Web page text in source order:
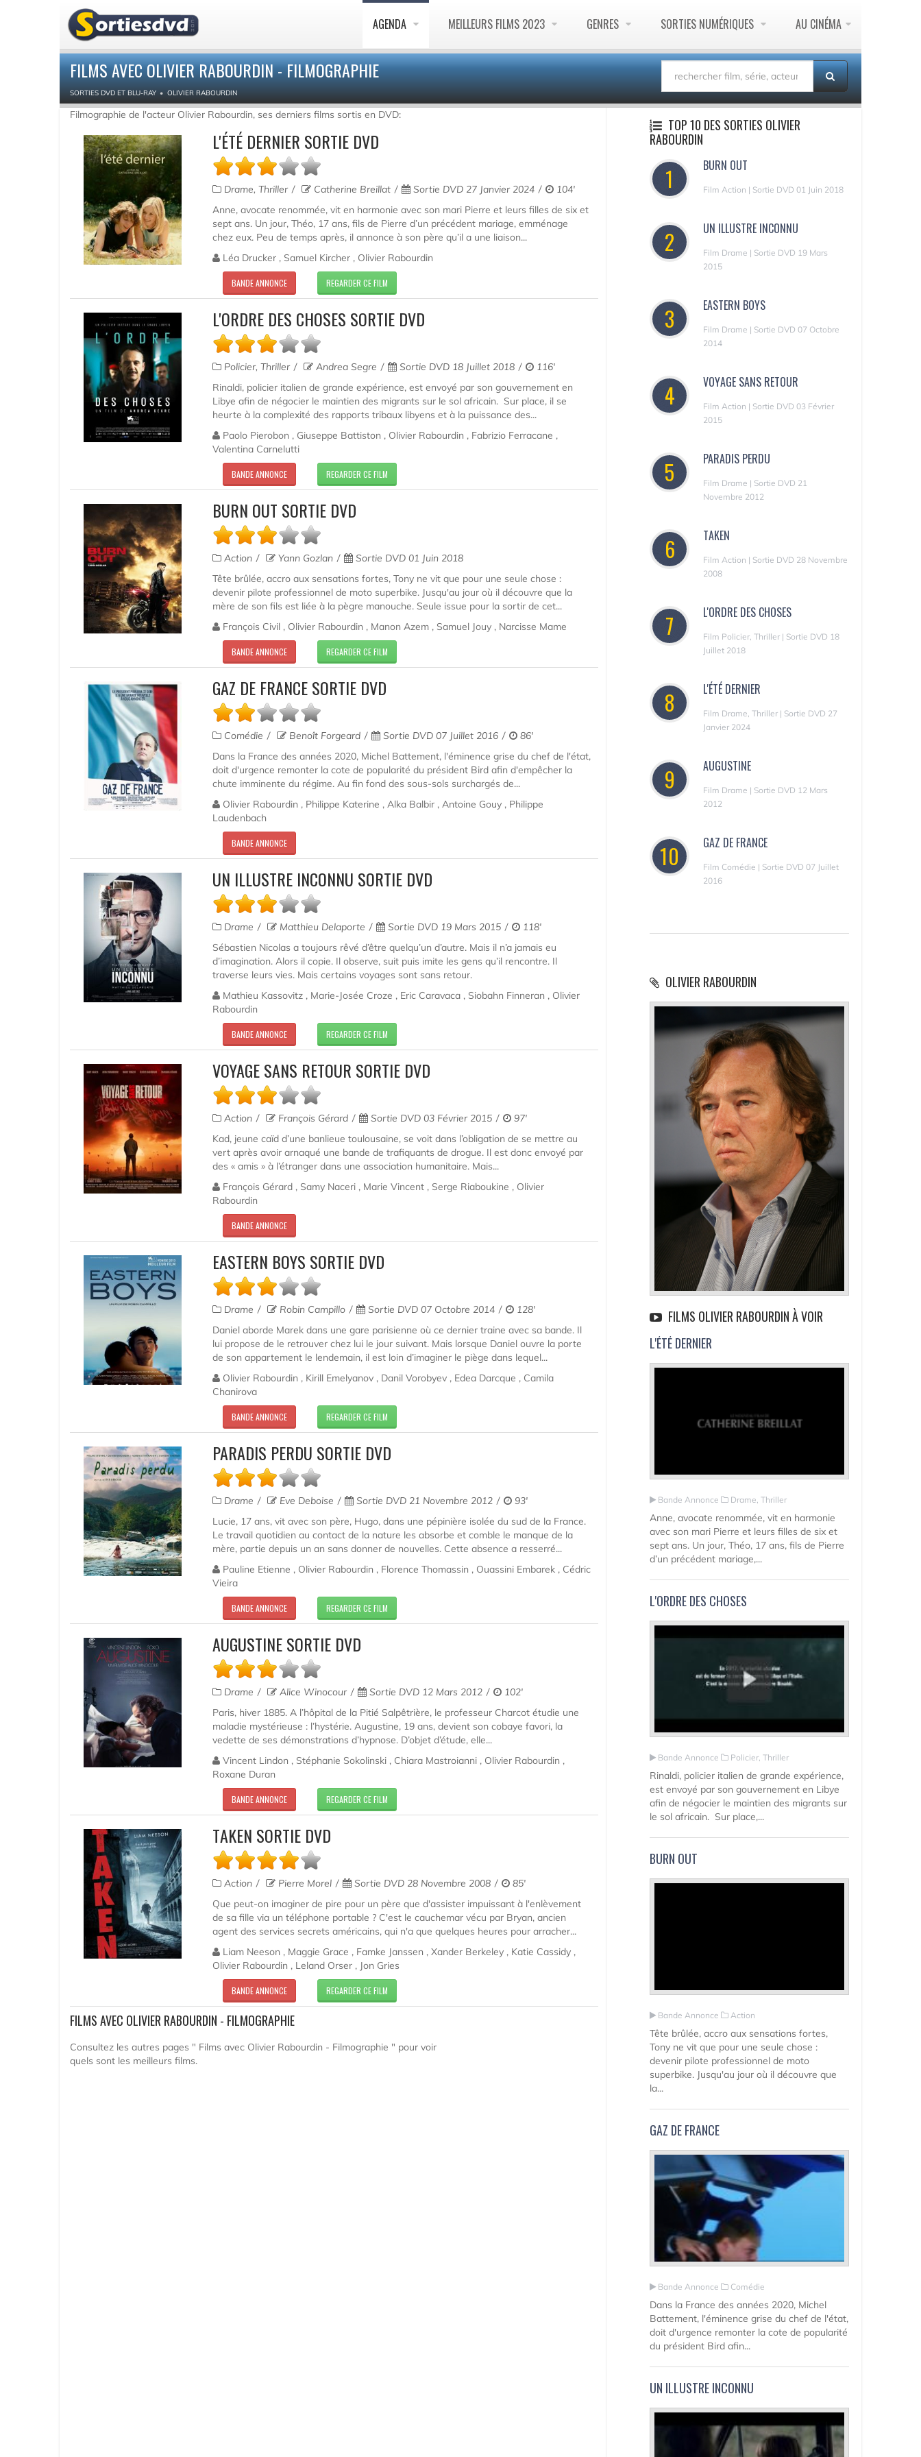
AGENDA MEILLEURS FILMS 2023 GENRES SORTIES NUMÉRIQUES AU CINÉMA
FILMS AVEC OLIVIER RABOURDIN - FILMOGRAPHIE
SORTIES DVD ET BLU-RAY OLIVIER RABOURDIN
Filmographie de l'acteur Olivier Rabourdin, ses derniers films sortis en DVD:
L'ÉTÉ DERNIER SORTIE DVD
Drame, Thriller Catherine Breillat Sortie DVD 27 Janvier 2024
104'
Anne, avocate renommée, vit en harmonie avec son mari Pierre et leurs filles de six et
sept ans. Un jour, Théo, 17 ans, fils de Pierre d’un précédent mariage, emménage
chez eux. Peu de temps après, il annonce à son père qu’il a une liaison...
Léa Drucker , Samuel Kircher , Olivier Rabourdin
BANDE ANNONCE REGARDER CE FILM
L'ORDRE DES CHOSES SORTIE DVD
Policier, Thriller Andrea Segre Sortie DVD 18 Juillet 2018
116'
Rinaldi, policier italien de grande expérience, est envoyé par son gouvernement en
Libye afin de négocier le maintien des migrants sur le sol africain. Sur place, il se
heurte à la complexité des rapports tribaux libyens et à la puissance des...
Paolo Pierobon , Giuseppe Battiston , Olivier Rabourdin , Fabrizio Ferracane ,
Valentina Carnelutti
BANDE ANNONCE REGARDER CE FILM
BURN OUT SORTIE DVD
Action Yann Gozlan
Sortie DVD 01 Juin 2018
Tête brûlée, accro aux sensations fortes, Tony ne vit que pour une seule chose :
devenir pilote professionnel de moto superbike. Jusqu'au jour où il découvre que la
mère de son fils est liée à la pègre manouche. Seule issue pour la sortir de cet...
François Civil , Olivier Rabourdin , Manon Azem , Samuel Jouy , Narcisse Mame
BANDE ANNONCE REGARDER CE FILM
GAZ DE FRANCE SORTIE DVD
Comédie Benoît Forgeard Sortie DVD 07 Juillet 2016
86'
Dans la France des années 2020, Michel Battement, l'éminence grise du chef de l'état,
doit d'urgence remonter la cote de popularité du président Bird afin d'empêcher la
chute imminente du régime. Au fin fond des sous-sols surchargés de...
Olivier Rabourdin , Philippe Katerine , Alka Balbir , Antoine Gouy , Philippe
Laudenbach
BANDE ANNONCE
UN ILLUSTRE INCONNU SORTIE DVD
Drame Matthieu Delaporte Sortie DVD 19 Mars 2015
118'
Sébastien Nicolas a toujours rêvé d’être quelqu’un d’autre. Mais il n’a jamais eu
d’imagination. Alors il copie. Il observe, suit puis imite les gens qu’il rencontre. Il
traverse leurs vies. Mais certains voyages sont sans retour.
Mathieu Kassovitz , Marie-Josée Croze , Eric Caravaca , Siobahn Finneran , Olivier
Rabourdin
BANDE ANNONCE REGARDER CE FILM
VOYAGE SANS RETOUR SORTIE DVD
Action François Gérard Sortie DVD 03 Février 2015
97'
Kad, jeune caïd d’une banlieue toulousaine, se voit dans l’obligation de se mettre au
vert après avoir arnaqué une bande de trafiquants de drogue. Il est donc envoyé par
des « amis » à l’étranger dans une association humanitaire. Mais...
François Gérard , Samy Naceri , Marie Vincent , Serge Riaboukine , Olivier
Rabourdin
BANDE ANNONCE
EASTERN BOYS SORTIE DVD
Drame Robin Campillo Sortie DVD 07 Octobre 2014
128'
Daniel aborde Marek dans une gare parisienne où ce dernier traine avec sa bande. Il
lui propose de le retrouver chez lui le jour suivant. Mais lorsque Daniel ouvre la porte
de son appartement le lendemain, il est loin d’imaginer le piège dans lequel...
Olivier Rabourdin , Kirill Emelyanov , Danil Vorobyev , Edea Darcque , Camila
Chanirova
BANDE ANNONCE REGARDER CE FILM
PARADIS PERDU SORTIE DVD
Drame Eve Deboise Sortie DVD 21 Novembre 2012
93'
Lucie, 17 ans, vit avec son père, Hugo, dans une pépinière isolée du sud de la France.
Le travail quotidien au contact de la nature les absorbe et comble le manque de la
mère, partie depuis un an sans donner de nouvelles. Cette absence a resserré...
Pauline Etienne , Olivier Rabourdin , Florence Thomassin , Ouassini Embarek , Cédric
Vieira
BANDE ANNONCE REGARDER CE FILM
AUGUSTINE SORTIE DVD
Drame Alice Winocour Sortie DVD 12 Mars 2012
102'
Paris, hiver 1885. A l’hôpital de la Pitié Salpêtrière, le professeur Charcot étudie une
maladie mystérieuse : l’hystérie. Augustine, 19 ans, devient son cobaye favori, la
vedette de ses démonstrations d’hypnose. D’objet d’étude, elle...
Vincent Lindon , Stéphanie Sokolinski , Chiara Mastroianni , Olivier Rabourdin ,
Roxane Duran
BANDE ANNONCE REGARDER CE FILM
TAKEN SORTIE DVD
Action Pierre Morel Sortie DVD 28 Novembre 2008
85'
Que peut-on imaginer de pire pour un père que d'assister impuissant à l'enlèvement
de sa fille via un téléphone portable ? C'est le cauchemar vécu par Bryan, ancien
agent des services secrets américains, qui n'a que quelques heures pour arracher...
Liam Neeson , Maggie Grace , Famke Janssen , Xander Berkeley , Katie Cassidy ,
Olivier Rabourdin , Leland Orser , Jon Gries
BANDE ANNONCE REGARDER CE FILM
FILMS AVEC OLIVIER RABOURDIN - FILMOGRAPHIE
Consultez les autres pages " Films avec Olivier Rabourdin - Filmographie " pour voir
quels sont les meilleurs films.
TOP 10 DES SORTIES OLIVIER
RABOURDIN
1 BURN OUT
Film Action | Sortie DVD 01 Juin 2018
2 UN ILLUSTRE INCONNU
Film Drame | Sortie DVD 19 Mars
2015
3 EASTERN BOYS
Film Drame | Sortie DVD 07 Octobre
2014
4 VOYAGE SANS RETOUR
Film Action | Sortie DVD 03 Février
2015
5 PARADIS PERDU
Film Drame | Sortie DVD 21
Novembre 2012
6 TAKEN
Film Action | Sortie DVD 28 Novembre
2008
7 L'ORDRE DES CHOSES
Film Policier, Thriller | Sortie DVD 18
Juillet 2018
8 L'ÉTÉ DERNIER
Film Drame, Thriller | Sortie DVD 27
Janvier 2024
9 AUGUSTINE
Film Drame | Sortie DVD 12 Mars
2012
10 GAZ DE FRANCE
Film Comédie | Sortie DVD 07 Juillet
2016
OLIVIER RABOURDIN
FILMS OLIVIER RABOURDIN À VOIR
L'ÉTÉ DERNIER
Bande Annonce Drame, Thriller
Anne, avocate renommée, vit en harmonie
avec son mari Pierre et leurs filles de six et
sept ans. Un jour, Théo, 17 ans, fils de Pierre
d’un précédent mariage,...
L'ORDRE DES CHOSES
Bande Annonce Policier, Thriller
Rinaldi, policier italien de grande expérience,
est envoyé par son gouvernement en Libye
afin de négocier le maintien des migrants sur
le sol africain. Sur place,...
BURN OUT
Bande Annonce Action
Tête brûlée, accro aux sensations fortes,
Tony ne vit que pour une seule chose :
devenir pilote professionnel de moto
superbike. Jusqu'au jour où il découvre que
la...
GAZ DE FRANCE
Bande Annonce Comédie
Dans la France des années 2020, Michel
Battement, l'éminence grise du chef de l'état,
doit d'urgence remonter la cote de popularité
du président Bird afin...
UN ILLUSTRE INCONNU